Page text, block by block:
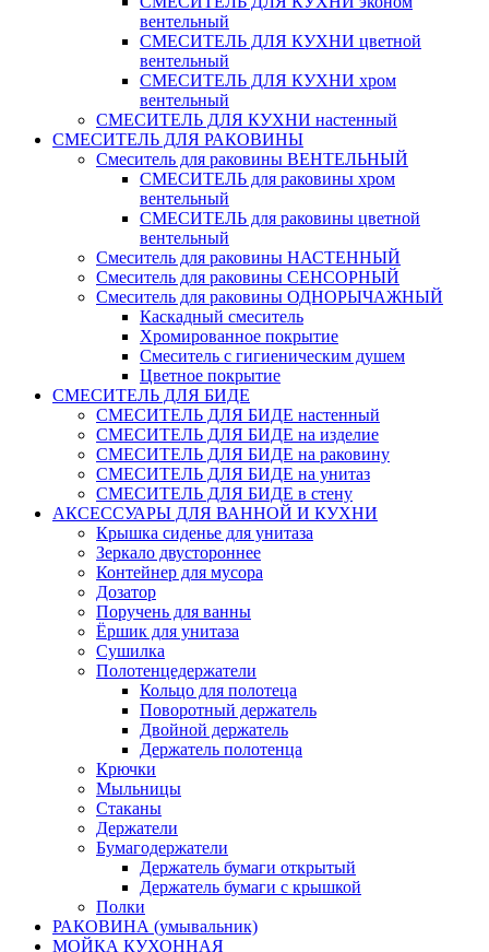
вентельный
СМЕСИТЕЛЬ ДЛЯ КУХНИ цветной
вентельный
СМЕСИТЕЛЬ ДЛЯ КУХНИ хром
вентельный
СМЕСИТЕЛЬ ДЛЯ КУХНИ настенный
СМЕСИТЕЛЬ ДЛЯ РАКОВИНЫ
Смеситель для раковины ВЕНТЕЛЬНЫЙ
СМЕСИТЕЛЬ для раковины хром
вентельный
СМЕСИТЕЛЬ для раковины цветной
вентельный
Смеситель для раковины НАСТЕННЫЙ
Смеситель для раковины СЕНСОРНЫЙ
Смеситель для раковины ОДНОРЫЧАЖНЫЙ
Каскадный смеситель
Хромированное покрытие
Смеситель с гигиеническим душем
Цветное покрытие
СМЕСИТЕЛЬ ДЛЯ БИДЕ
СМЕСИТЕЛЬ ДЛЯ БИДЕ настенный
СМЕСИТЕЛЬ ДЛЯ БИДЕ на изделие
СМЕСИТЕЛЬ ДЛЯ БИДЕ на раковину
СМЕСИТЕЛЬ ДЛЯ БИДЕ на унитаз
СМЕСИТЕЛЬ ДЛЯ БИДЕ в стену
АКСЕССУАРЫ ДЛЯ ВАННОЙ И КУХНИ
Крышка сиденье для унитаза
Зеркало двустороннее
Контейнер для мусора
Дозатор
Поручень для ванны
Ёршик для унитаза
Сушилка
Полотенцедержатели
Кольцо для полотеца
Поворотный держатель
Двойной держатель
Держатель полотенца
Крючки
Мыльницы
Стаканы
Держатели
Бумагодержатели
Держатель бумаги открытый
Держатель бумаги с крышкой
Полки
РАКОВИНА (умывальник)
МОЙКА КУХОННАЯ